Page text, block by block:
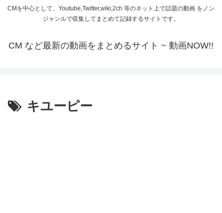
CMを中心として、Youtube,Twitter,wiki,2ch 等のネット上で話題の動画 をノン
ジャンルで収集してまとめて記録するサイトです。
CM など最新の動画をまとめるサイト ~ 動画NOW!!
キユーピー